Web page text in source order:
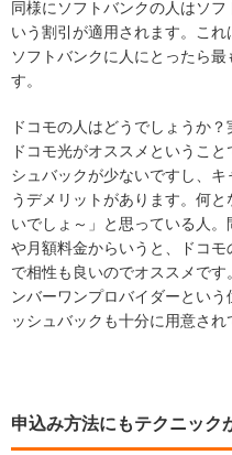
同様にソフトバンクの人はソ
いう割引が適用されます。これ
ソフトバンクに人にとったら
す。
ドコモの人はどうでしょうか
ドコモ光がオススメというこ
シュバックが少ないですし、
うデメリットがあります。何
いでしょ～」と思っている人
や月額料金からいうと、ドコ
で相性も良いのでオススメで
ンバーワンプロバイダーとい
ッシュバックも十分に用意され
申込み方法にもテクニック